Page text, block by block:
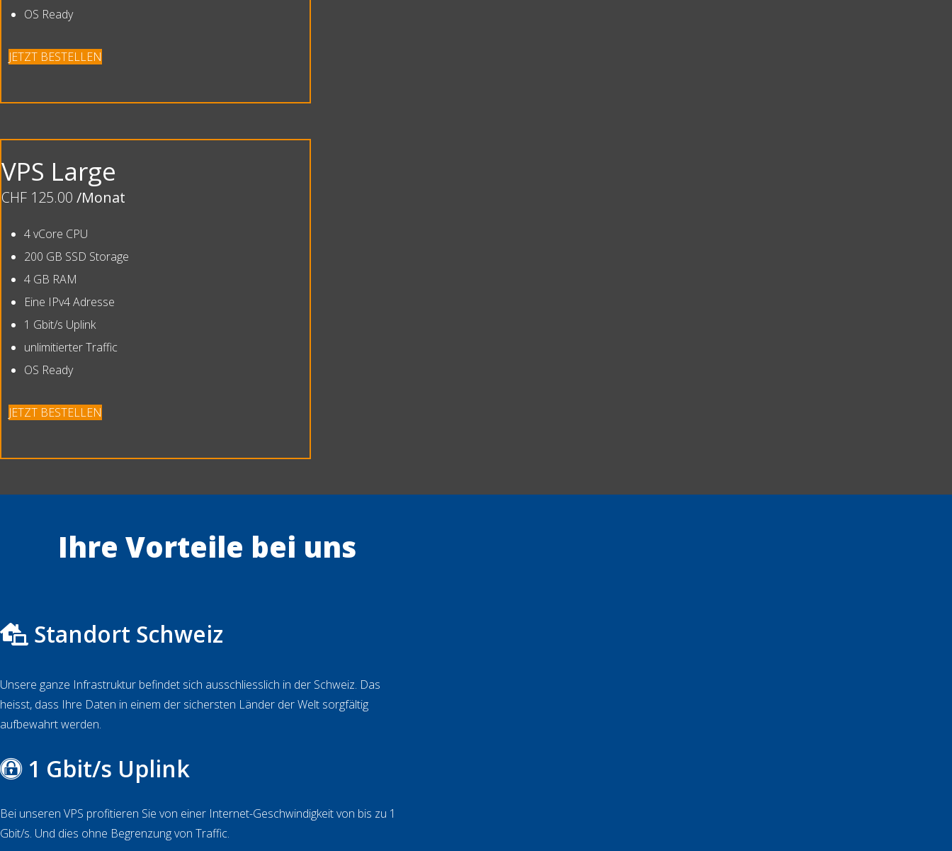
OS Ready
JETZT BESTELLEN
VPS Large
CHF 125.00 /Monat
4 vCore CPU
200 GB SSD Storage
4 GB RAM
Eine IPv4 Adresse
1 Gbit/s Uplink
unlimitierter Traffic
OS Ready
JETZT BESTELLEN
Ihre Vorteile bei uns
Standort Schweiz
Unsere ganze Infrastruktur befindet sich ausschliesslich in der Schweiz. Das
heisst, dass Ihre Daten in einem der sichersten Länder der Welt sorgfältig
aufbewahrt werden.
1 Gbit/s Uplink
Bei unseren VPS profitieren Sie von einer Internet-Geschwindigkeit von bis zu 1
Gbit/s. Und dies ohne Begrenzung von Traffic.